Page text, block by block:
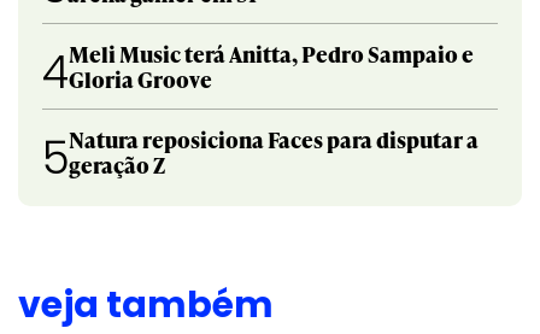
4Meli Music terá Anitta, Pedro Sampaio e
Gloria Groove
5Natura reposiciona Faces para disputar a
geração Z
veja também